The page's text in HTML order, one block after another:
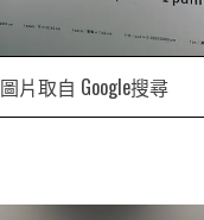
圖片取自 Google搜尋